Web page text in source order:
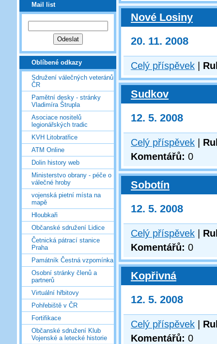
Mail list
Oblíbené odkazy
Sdružení válečných veteránů
ČR
Pamětní desky - stránky
Vladimíra Štrupla
Asociace nositelů
legionářských tradic
KVH Litobratřice
ATM Online
Dolin history web
Ministerstvo obrany - péče o
válečné hroby
vojenská pietní místa na
mapě
Hloubkaři
Občanské sdružení Lidice
Četnická pátrací stanice
Praha
Památník Čestná vzpomínka
Osobní stránky členů a
partnerů
Virtuální hřbitovy
Pohřebiště v ČR
Fortifikace
Občanské sdružení Klub
Vojenské a letecké historie
Nové Losiny
20. 11. 2008
Celý příspěvek
Sudkov
12. 5. 2008
Celý příspěvek
Komentářů: 0
Sobotín
12. 5. 2008
Celý příspěvek
Komentářů: 0
Kopřivná
12. 5. 2008
Celý příspěvek
Komentářů: 0